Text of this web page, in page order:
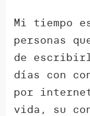
Mi tiempo
personas
de
días con
por
vida, su